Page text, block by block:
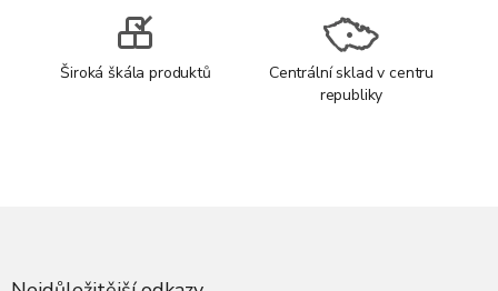
Široká škála produktů
Centrální sklad v centru
republiky